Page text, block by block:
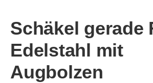
Schäkel gerade
Edelstahl mit
Augbolzen